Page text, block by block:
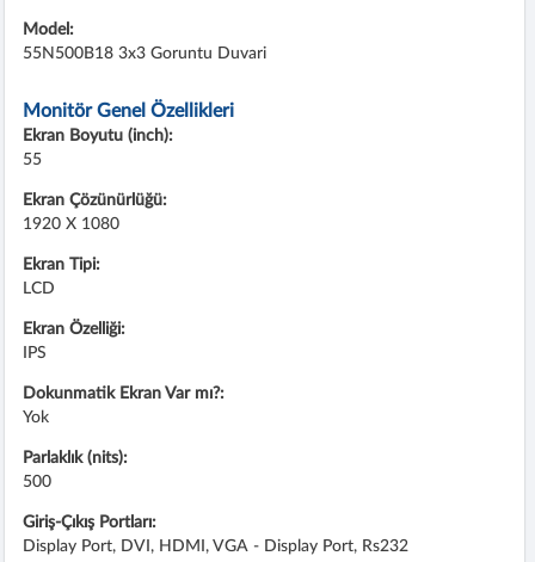
Model:
55N500B18 3x3 Goruntu Duvari
Monitör Genel Özellikleri
Ekran Boyutu (inch):
55
Ekran Çözünürlüğü:
1920 X 1080
Ekran Tipi:
LCD
Ekran Özelliği:
IPS
Dokunmatik Ekran Var mı?:
Yok
Parlaklık (nits):
500
Giriş-Çıkış Portları:
Display Port, DVI, HDMI, VGA - Display Port, Rs232